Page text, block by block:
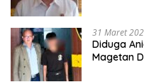
31 Maret
Diduga
Magetan